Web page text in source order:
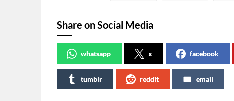
Share on Social Media
whatsapp x facebook
tumblr reddit email